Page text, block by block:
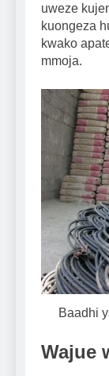
uweze
kuongeza
kwako
mmoja.
Baadhi
Wajue